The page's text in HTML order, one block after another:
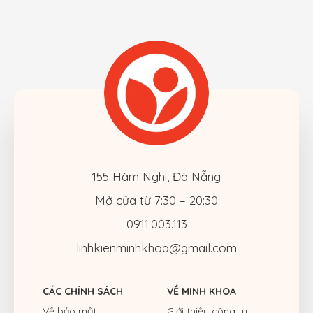
CÁC CHÍNH SÁCH
155 Hàm Nghi, Đà Nẵng
Mở cửa từ 7:30 – 20:30
0911.003.113
linhkienminhkhoa@gmail.com
VỀ MINH KHOA